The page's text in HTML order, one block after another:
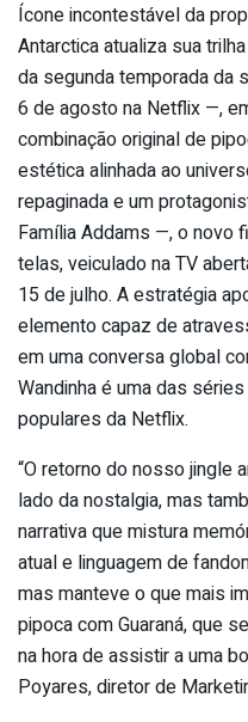
Ícone incontestável da
Antarctica atualiza sua
da segunda temporada da
6 de agosto na Netflix —,
combinação original de
estética alinhada ao
repaginada e um
Família Addams —, o novo
telas, veiculado na TV
15 de julho. A estratégia
elemento capaz de
em uma conversa global
Wandinha é uma das
populares da Netflix.
“O retorno do nosso jingle
lado da nostalgia, mas
narrativa que mistura
atual e linguagem de
mas manteve o que mais
pipoca com Guaraná, que
na hora de assistir a uma
Poyares, diretor de